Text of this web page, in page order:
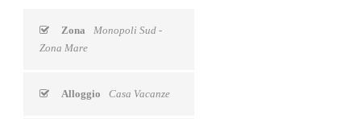
Zona
Monopoli Sud -
Zona Mare
Alloggio Casa Vacanze